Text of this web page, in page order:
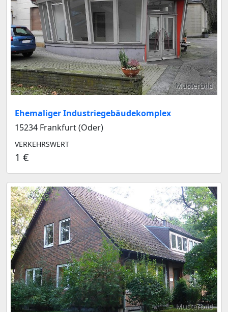
Musterbild
Ehemaliger Industriegebäudekomplex
15234 Frankfurt (Oder)
VERKEHRSWERT
1 €
Musterbild